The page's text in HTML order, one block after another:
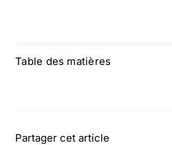
Table des matières
Partager cet article